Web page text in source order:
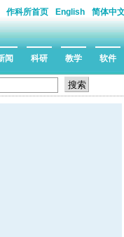
作科所首页 English 简体中
闻 科研 教学 软件